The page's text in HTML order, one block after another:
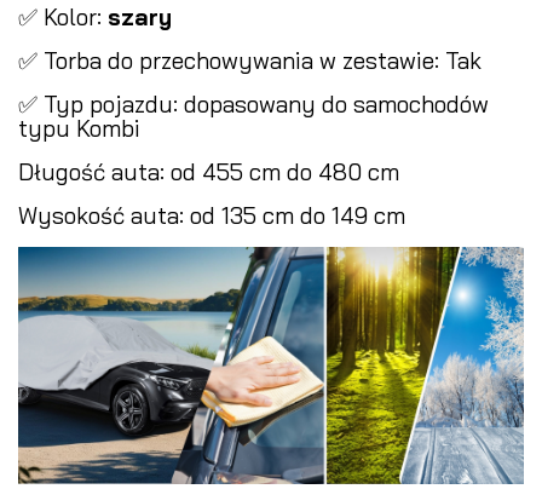
✅ Kolor: szary
✅ Torba do przechowywania w zestawie: Tak
✅ Typ pojazdu: dopasowany do samochodów
typu Kombi
Długość auta: od 455 cm do 480 cm
Wysokość auta: od 135 cm do 149 cm